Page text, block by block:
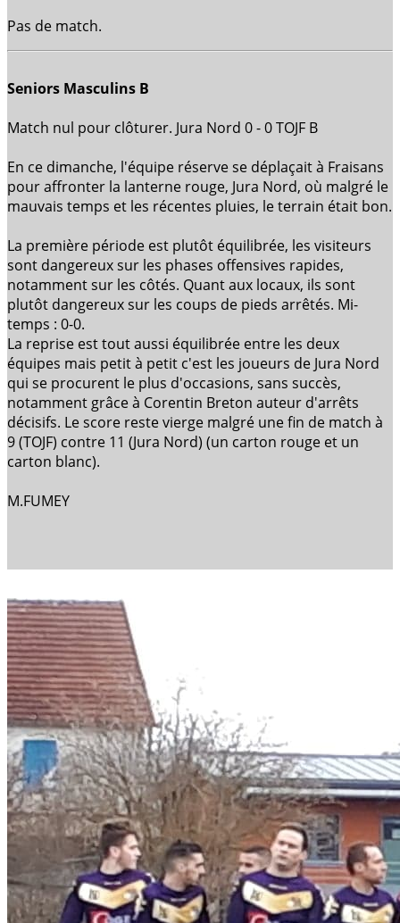
Pas de match.
Seniors Masculins B
Match nul pour clôturer. Jura Nord 0 - 0 TOJF B
En ce dimanche, l'équipe réserve se déplaçait à Fraisans
pour affronter la lanterne rouge, Jura Nord, où malgré le
mauvais temps et les récentes pluies, le terrain était bon.
La première période est plutôt équilibrée, les visiteurs
sont dangereux sur les phases offensives rapides,
notamment sur les côtés. Quant aux locaux, ils sont
plutôt dangereux sur les coups de pieds arrêtés. Mi-
temps : 0-0.
La reprise est tout aussi équilibrée entre les deux
équipes mais petit à petit c'est les joueurs de Jura Nord
qui se procurent le plus d'occasions, sans succès,
notamment grâce à Corentin Breton auteur d'arrêts
décisifs. Le score reste vierge malgré une fin de match à
9 (TOJF) contre 11 (Jura Nord) (un carton rouge et un
carton blanc).
M.FUMEY